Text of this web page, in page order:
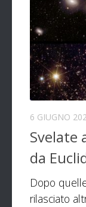
6 GIUGNO
Svelate
da
Dopo
rilasciato